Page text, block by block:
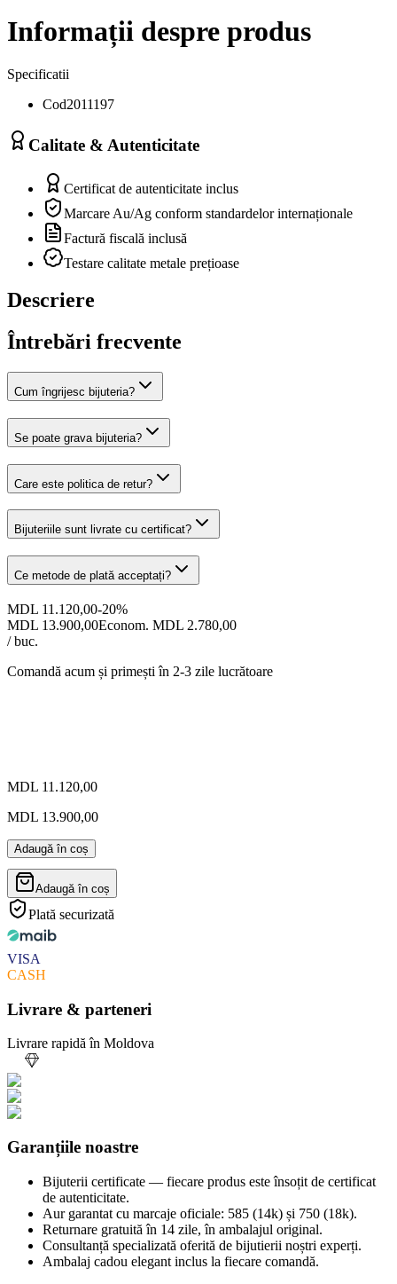
Informații despre produs
Specificatii
Cod2011197
Calitate & Autenticitate
Certificat de autenticitate inclus
Marcare Au/Ag conform standardelor internaționale
Factură fiscală inclusă
Testare calitate metale prețioase
Descriere
Întrebări frecvente
Cum îngrijesc bijuteria?
Se poate grava bijuteria?
Care este politica de retur?
Bijuteriile sunt livrate cu certificat?
Ce metode de plată acceptați?
MDL 11.120,00-20%
MDL 13.900,00Econom. MDL 2.780,00
/ buc.
Comandă acum și primești în 2-3 zile lucrătoare
MDL 11.120,00
MDL 13.900,00
Adaugă în coș
Adaugă în coș
Plată securizată
VISA
CASH
Livrare & parteneri
Livrare rapidă în Moldova
Garanțiile noastre
Bijuterii certificate — fiecare produs este însoțit de certificat
de autenticitate.
Aur garantat cu marcaje oficiale: 585 (14k) și 750 (18k).
Returnare gratuită în 14 zile, în ambalajul original.
Consultanță specializată oferită de bijutierii noștri experți.
Ambalaj cadou elegant inclus la fiecare comandă.